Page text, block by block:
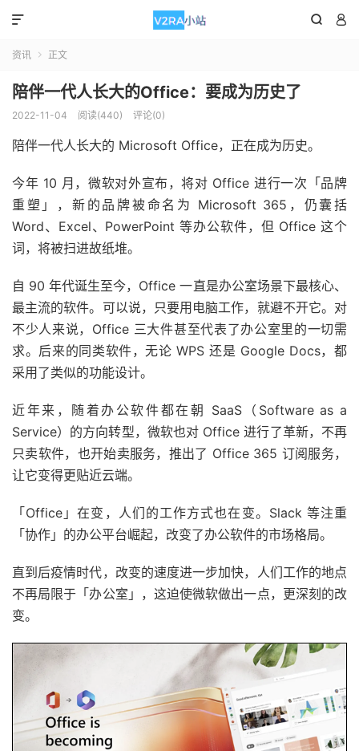
 

资讯  正文
陪伴一代人长大的Office：要成为历史了
2022-11-04 阅读(440) 评论(0)
陪伴一代人长大的 Microsoft Office，正在成为历史。
今年 10 月，微软对外宣布，将对 Office 进行一次「品牌
重塑」，新的品牌被命名为 Microsoft 365，仍囊括
Word、Excel、PowerPoint 等办公软件，但 Office 这个
词，将被扫进故纸堆。
自 90 年代诞生至今，Office 一直是办公室场景下最核心、
最主流的软件。可以说，只要用电脑工作，就避不开它。对
不少人来说，Office 三大件甚至代表了办公室里的一切需
求。后来的同类软件，无论 WPS 还是 Google Docs，都
采用了类似的功能设计。
近年来，随着办公软件都在朝 SaaS（Software as a
Service）的方向转型，微软也对 Office 进行了革新，不再
只卖软件，也开始卖服务，推出了 Office 365 订阅服务，
让它变得更贴近云端。
「Office」在变，人们的工作方式也在变。Slack 等注重
「协作」的办公平台崛起，改变了办公软件的市场格局。
直到后疫情时代，改变的速度进一步加快，人们工作的地点
不再局限于「办公室」，这迫使微软做出一点，更深刻的改
变。